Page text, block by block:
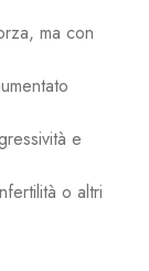
ma con
e
o altri